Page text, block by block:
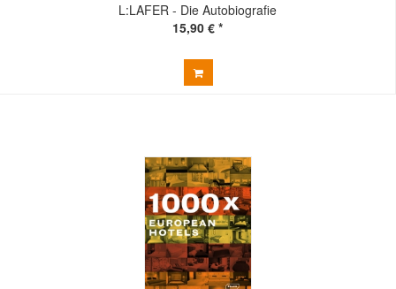
L:LAFER - Die Autobiografie
15,90 € *